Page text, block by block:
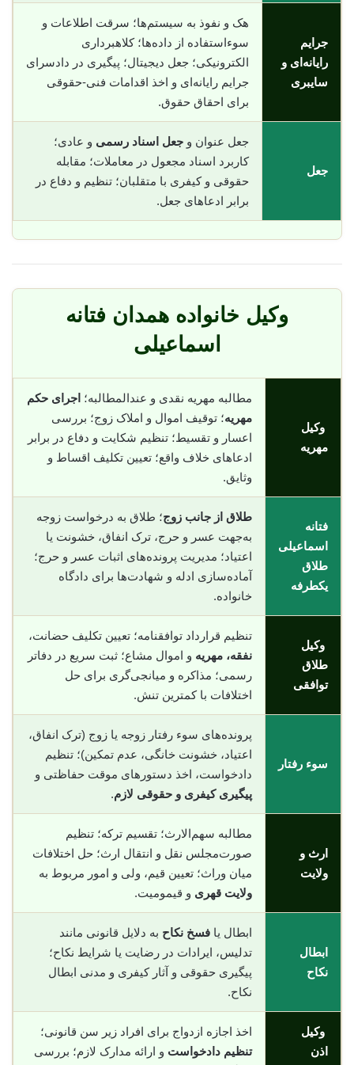
جرایم
رایانه‌ای و
سایبری
هک و نفوذ به سیستم‌ها؛ سرقت اطلاعات و
سوء‌استفاده از داده‌ها؛ کلاهبرداری
الکترونیکی؛ جعل دیجیتال؛ پیگیری در دادسرای
جرایم رایانه‌ای و اخذ اقدامات فنی-حقوقی
برای احقاق حقوق.
جعل
جعل عنوان و جعل اسناد رسمی و عادی؛
کاربرد اسناد مجعول در معاملات؛ مقابله
حقوقی و کیفری با متقلبان؛ تنظیم و دفاع در
برابر ادعاهای جعل.
وکیل خانواده همدان فتانه
اسماعیلی
وکیل
مهریه
مطالبه مهریه نقدی و عندالمطالبه؛ اجرای حکم
مهریه؛ توقیف اموال و املاک زوج؛ بررسی
اعسار و تقسیط؛ تنظیم شکایت و دفاع در برابر
ادعاهای خلاف واقع؛ تعیین تکلیف اقساط و
وثایق.
فتانه
اسماعیلی
طلاق
یکطرفه
طلاق از جانب زوج؛ طلاق به درخواست زوجه
به‌جهت عسر و حرج، ترک انفاق، خشونت یا
اعتیاد؛ مدیریت پرونده‌های اثبات عسر و حرج؛
آماده‌سازی ادله و شهادت‌ها برای دادگاه
خانواده.
وکیل
طلاق
توافقی
تنظیم قرارداد توافقنامه؛ تعیین تکلیف حضانت،
نفقه، مهریه و اموال مشاع؛ ثبت سریع در دفاتر
رسمی؛ مذاکره و میانجی‌گری برای حل
اختلافات با کمترین تنش.
سوء رفتار
پرونده‌های سوء رفتار زوجه یا زوج (ترک انفاق،
اعتیاد، خشونت خانگی، عدم تمکین)؛ تنظیم
دادخواست، اخذ دستورهای موقت حفاظتی و
پیگیری کیفری و حقوقی لازم.
ارث و
ولایت
مطالبه سهم‌الارث؛ تقسیم ترکه؛ تنظیم
صورت‌مجلس نقل و انتقال ارث؛ حل اختلافات
میان وراث؛ تعیین قیم، ولی و امور مربوط به
ولایت قهری و قیمومیت.
ابطال
نکاح
ابطال یا فسخ نکاح به دلایل قانونی مانند
تدلیس، ایرادات در رضایت یا شرایط نکاح؛
پیگیری حقوقی و آثار کیفری و مدنی ابطال
نکاح.
وکیل
اذن
اخذ اجازه ازدواج برای افراد زیر سن قانونی؛
تنظیم دادخواست و ارائه مدارک لازم؛ بررسی